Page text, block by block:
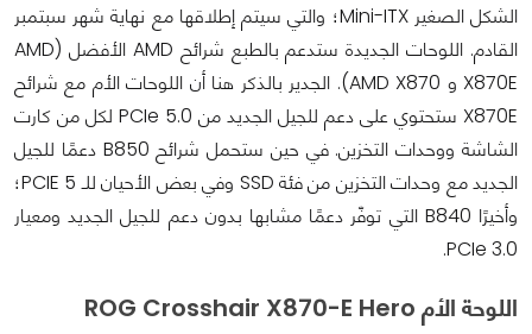
الشكل الصغير Mini-ITX؛ والتي سيتم إطلاقها مع نهاية شهر سبتمبر
القادم. اللوحات الجديدة ستدعم بالطبع شرائح AMD الأفضل (AMD
X870E و AMD X870). الجدير بالذكر هنا أن اللوحات الأم مع شرائح
X870E ستحتوي على دعم للجيل الجديد من PCIe 5.0 لكل من كارت
الشاشة ووحدات التخزين. في حين ستحمل شرائح B850 دعمًا للجيل
الجديد مع وحدات التخزين من فئة SSD وفي بعض الأحيان للـ PCIE 5؛
وأخيرًا B840 التي توفّر دعمًا مشابها بدون دعم للجيل الجديد ومعيار
PCIe 3.0.
اللوحة الأم ROG Crosshair X870-E Hero